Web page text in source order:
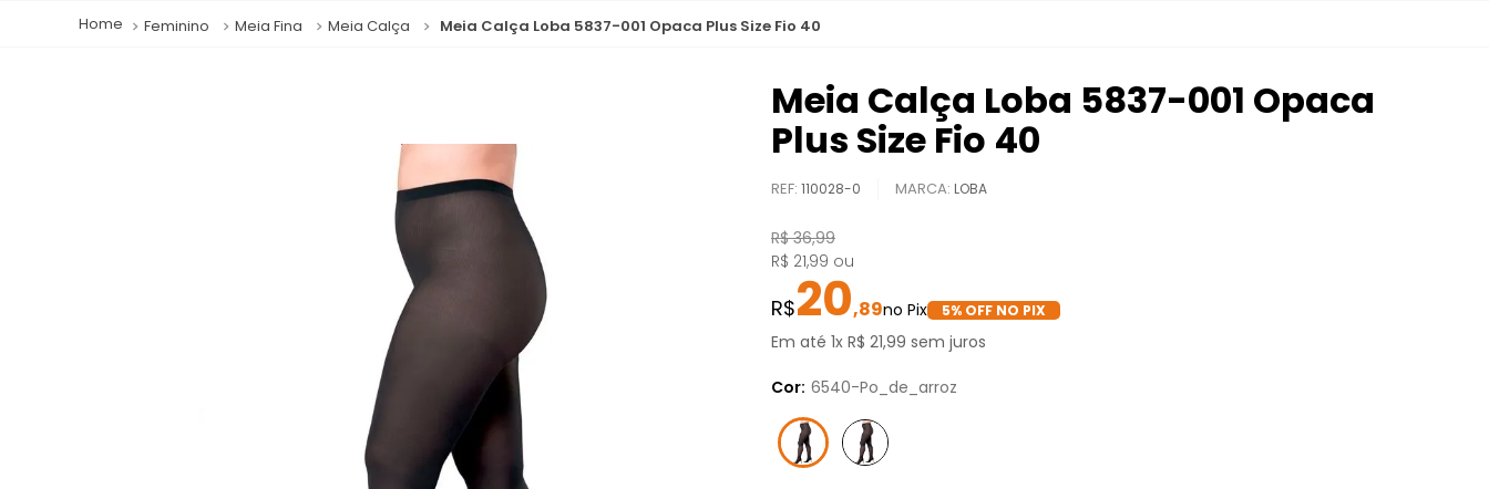
Feminino Meia Fina Meia Calça Meia Calça Loba 5837-001 Opaca Plus Size Fio 40
Meia Calça Loba 5837-001 Opaca
Plus Size Fio 40
REF: 110028-0 LOBA
R$ 36,99
R$ 21,99 ou
20,89 5% OFF NO PIX
Em até 1x R$ 21,99 sem juros
Cor: 6540-Po_de_arroz